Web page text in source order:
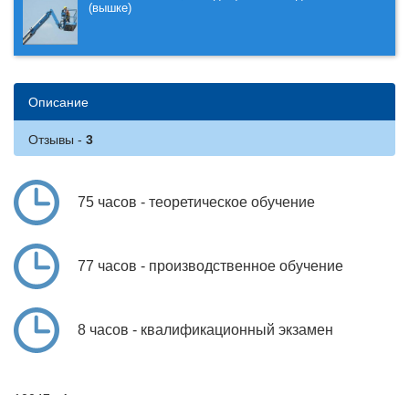
(вышке)
Описание
Отзывы
75 часов - теоретическое обучение
77 часов - производственное обучение
8 часов - квалификационный экзамен